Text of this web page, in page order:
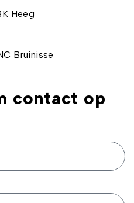
contact op
Heeg
Bruinisse